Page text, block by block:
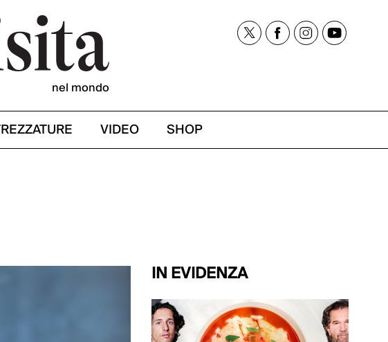
nel mondo
VIDEO SHOP
IN EVIDENZA